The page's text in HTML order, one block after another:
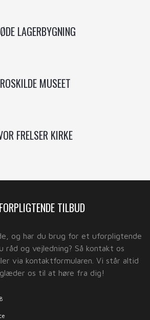
LAGERBYGNING
ROSKILDE MUSEET
FRELSER KIRKE
TILBUD
og har du brug for et uforpligtende
råd og vejledning? Så kontakt os
via kontaktformularen. Vi står altid
os til at høre fra dig!